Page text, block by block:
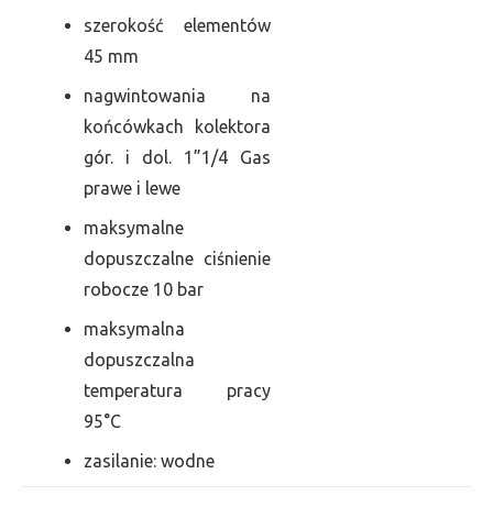
szerokość elementów
45 mm
nagwintowania na
końcówkach kolektora
gór. i dol. 1”1/4 Gas
prawe i lewe
maksymalne
dopuszczalne ciśnienie
robocze 10 bar
maksymalna
dopuszczalna
temperatura pracy
95°C
zasilanie: wodne